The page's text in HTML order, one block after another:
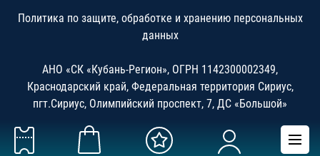
Политика по защите, обработке и хранению персональных
данных
АНО «СК «Кубань-Регион», ОГРН 1142300002349,
Краснодарский край, Федеральная территория Сириус,
пгт.Сириус, Олимпийский проспект, 7, ДС «Большой»